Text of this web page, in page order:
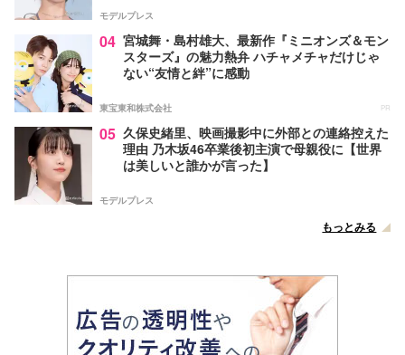
モデルプレス
04 宮城舞・島村雄大、最新作『ミニオンズ＆モン
スターズ』の魅力熱弁 ハチャメチャだけじゃ
ない“友情と絆”に感動
東宝東和株式会社 PR
05 久保史緒里、映画撮影中に外部との連絡控えた
理由 乃木坂46卒業後初主演で母親役に【世界
は美しいと誰かが言った】
モデルプレス
もっとみる